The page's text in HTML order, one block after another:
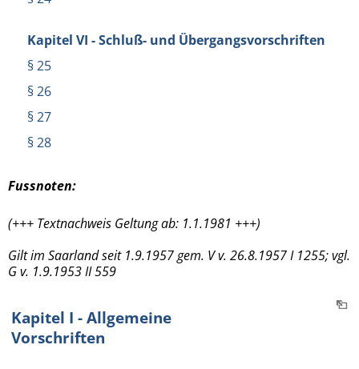
Kapitel VI - Schluß- und Übergangsvorschriften
§ 25
§ 26
§ 27
§ 28
Fussnoten:
(+++ Textnachweis Geltung ab: 1.1.1981 +++)
Gilt im Saarland seit 1.9.1957 gem. V v. 26.8.1957 I 1255; vgl.
G v. 1.9.1953 II 559
Kapitel I - Allgemeine
Vorschriften